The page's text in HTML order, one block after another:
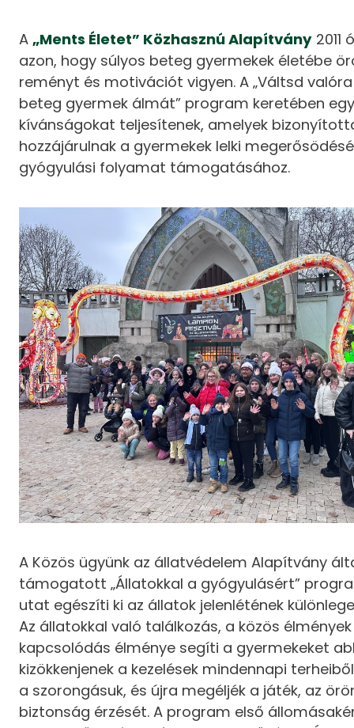
A„Ments Életet” Közhasznú Alapítvány 2011
azon, hogy súlyos beteg gyermekek életébe
reményt és motivációt vigyen. A „Váltsd
beteg gyermek álmát” program keretében
kívánságokat teljesítenek, amelyek
hozzájárulnak a gyermekek lelki
gyógyulási folyamat támogatásához.
A Közös ügyünk az állatvédelem Alapítvány
támogatott „Állatokkal a gyógyulásért”
utat egészíti ki az állatok jelenlétének
Az állatokkal való találkozás, a közös
kapcsolódás élménye segíti a gyermekeket
kizökkenjenek a kezelések mindennapi
a szorongásuk, és újra megéljék a játék, az
biztonság érzését. A program első